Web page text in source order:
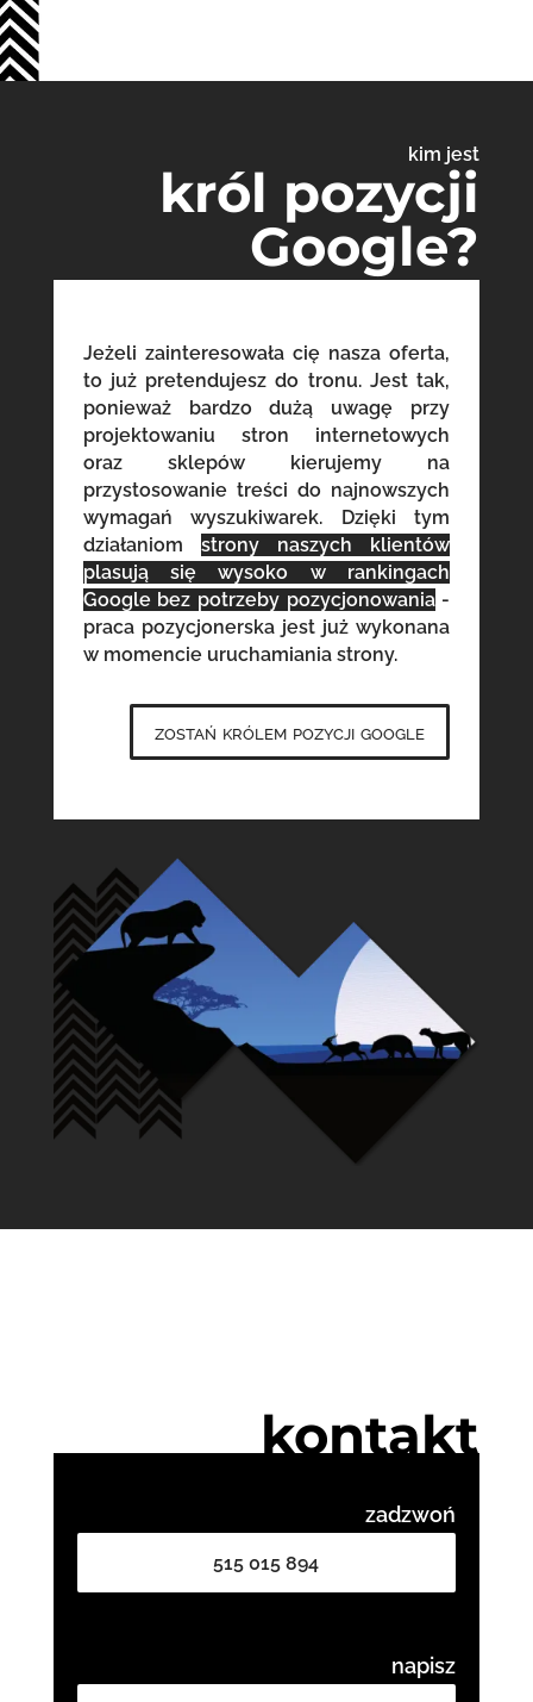
kim jest
król pozycji
Google?
Jeżeli zainteresowała cię nasza oferta,
to już pretendujesz do tronu. Jest tak,
ponieważ bardzo dużą uwagę przy
projektowaniu stron internetowych
oraz sklepów kierujemy na
przystosowanie treści do najnowszych
wymagań wyszukiwarek. Dzięki tym
działaniom strony naszych klientów
plasują się wysoko w rankingach
Google bez potrzeby pozycjonowania-
praca pozycjonerska jest już wykonana
w momencie uruchamiania strony.
zostań królem pozycji google
kontakt
zadzwoń
515 015 894
napisz